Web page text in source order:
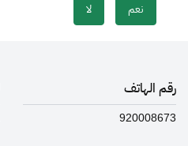
نعم لا
رقم الهاتف
920008673